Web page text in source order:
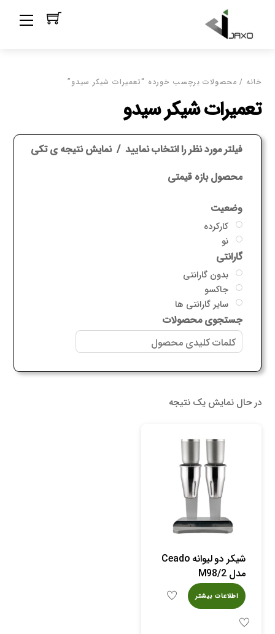
content
خانه / محصولات برچسب خورده “تعمیرات شیکر سیدو”
تعمیرات شیکر سیدو
فیلتر مورد نظر را انتخاب نمایید نمایش نتیجه ی تکی
محصول بازه قیمتی
وضعیت
کارکرده
نو
گارانتی
بدون گارانتی
جاکسو
سایر گارانتی ها
جستجوی محصولات
در حال نمایش یک نتیجه
شیکر دو لیوانه Ceado
مدل M98/2
اطلاعات بیشتر